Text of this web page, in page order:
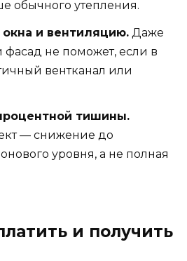
обычного утепления.
и вентиляцию. Даже
не поможет, если в
вентканал или
тишины.
— снижение до
уровня, а не полная
и получить